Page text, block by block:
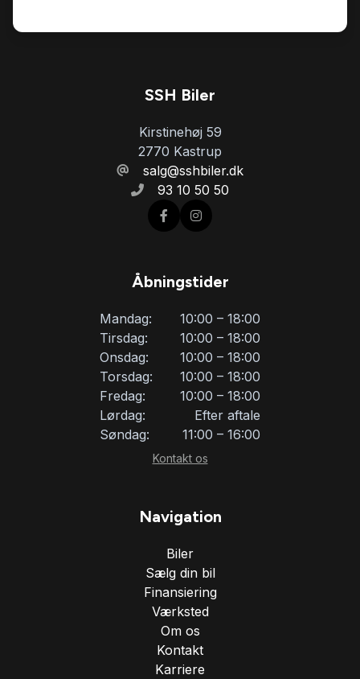
multifunktionsrat
navigation
Regnsensor
udvendig temperaturmåler
SSH Biler
Kirstinehøj 59
2770 Kastrup
salg@sshbiler.dk
93 10 50 50
Åbningstider
Mandag:
10:00 – 18:00
Tirsdag:
10:00 – 18:00
Onsdag:
10:00 – 18:00
Torsdag:
10:00 – 18:00
Fredag:
10:00 – 18:00
Lørdag:
Efter aftale
Søndag:
11:00 – 16:00
Kontakt os
Navigation
Biler
Sælg din bil
Finansiering
Værksted
Om os
Kontakt
Karriere